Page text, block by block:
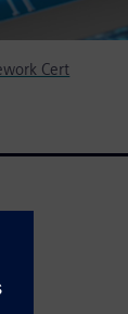
Cert